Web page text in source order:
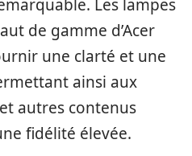
Les lampes
de gamme d’Acer
une clarté et une
ainsi aux
autres contenus
fidélité élevée.